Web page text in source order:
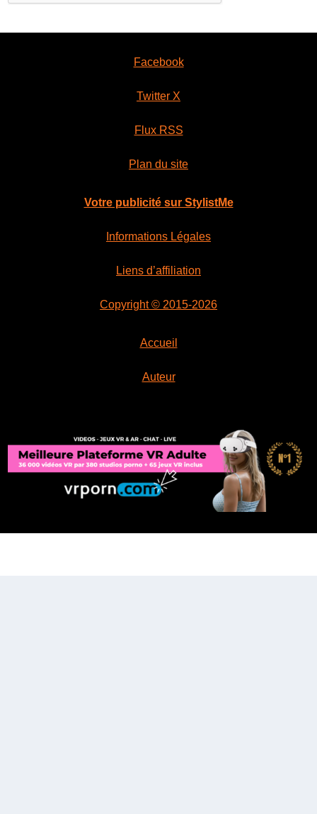
Facebook
Twitter X
Flux RSS
Plan du site
Votre publicité sur StylistMe
Informations Légales
Liens d’affiliation
Copyright © 2015-2026
Accueil
Auteur